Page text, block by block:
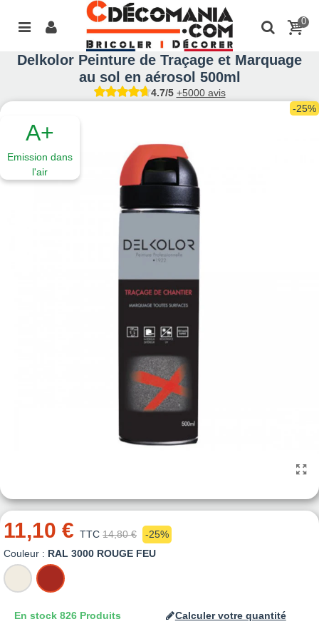
0
Delkolor Peinture de Traçage et Marquage
au sol en aérosol 500ml
4.7/5 +5000 avis
A+
Emission dans
l'air
-25%
11,10 € TTC 14,80 €
-25%
Couleur : RAL 3000 ROUGE FEU
RAL
9010
PUR
RAL
3000
FEU
En stock 826 Produits Calculer votre quantité